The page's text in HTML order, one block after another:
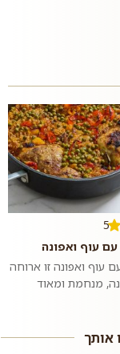
5
עם עוף ואפונה
עוף ואפונה זו ארוחה
מנחמת ומאוד
לארוחת ערב
אותך